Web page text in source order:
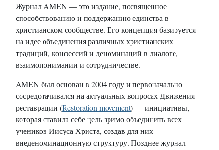
Журнал AMEN — это издание, посвященное
способствованию и поддержанию единства в
христианском сообществе. Его концепция базируется
на идее объединения различных христианских
традиций, конфессий и деноминаций в диалоге,
взаимопонимании и сотрудничестве.
AMEN был основан в 2004 году и первоначально
сосредотачивался на актуальных вопросах Движения
реставрации (Restoration movement) — инициативы,
которая ставила себе цель зримо объединить всех
учеников Иисуса Христа, создав для них
внеденоминационную структуру. Позднее журнал